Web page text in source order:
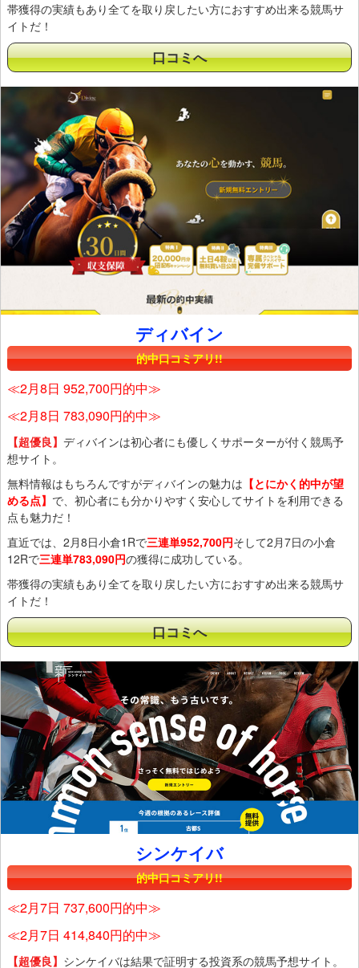
帯獲得の実績もあり全てを取り戻したい方におすすめ出来る競馬サ
イトだ！
口コミへ
ディバイン
的中口コミアリ!!
≪2月8日 952,700円的中≫
≪2月8日 783,090円的中≫
【超優良】 ディバインは初心者にも優しくサポーターが付く競馬予
想サイト。
無料情報はもちろんですがディバインの魅力は 【とにかく的中が望
める点】 で、初心者にも分かりやすく安心してサイトを利用できる
点も魅力だ！
直近では、2月8日小倉1Rで三連単952,700円そして2月7日の小倉
12Rで三連単783,090円の獲得に成功している。
帯獲得の実績もあり全てを取り戻したい方におすすめ出来る競馬サ
イトだ！
口コミへ
シンケイバ
的中口コミアリ!!
≪2月7日 737,600円的中≫
≪2月7日 414,840円的中≫
【超優良】 シンケイバは結果で証明する投資系の競馬予想サイト。